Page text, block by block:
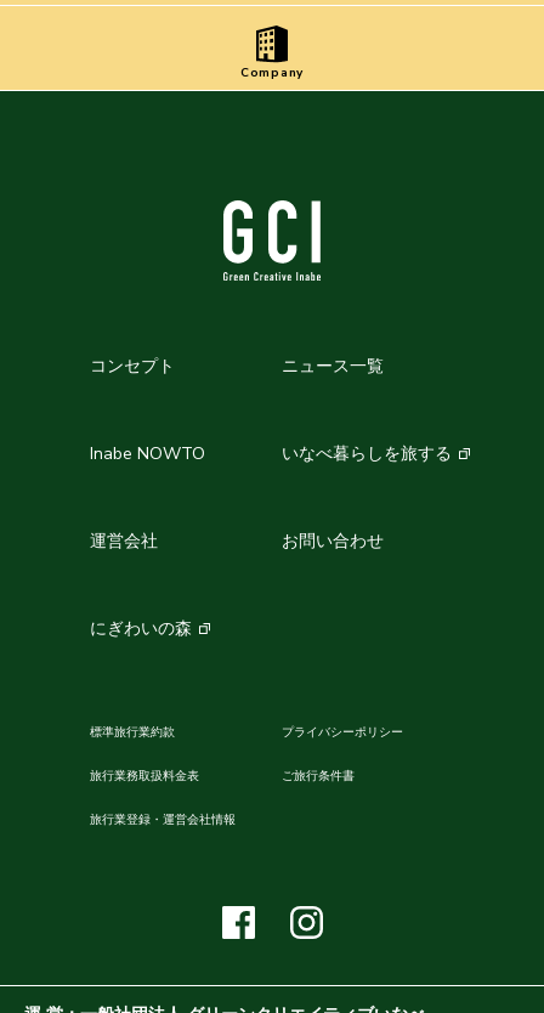
Company
コンセプト ニュース一覧
Inabe NOWTO いなべ暮らしを旅する
運営会社 お問い合わせ
にぎわいの森
標準旅行業約款 プライバシーポリシー
旅行業務取扱料金表 ご旅行条件書
旅行業登録・運営会社情報